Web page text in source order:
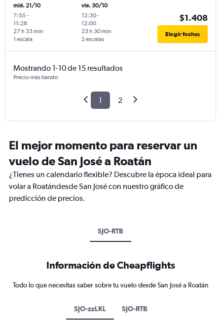
mié. 21/10
7:55-
11:28
1 escala
27 h 33 min
vie. 30/10
12:30-
12:00
2 escalas
23 h 30 min
$1.408
Elegir fechas
Mostrando 1-10 de 15 resultados
Precio más barato
1 2
El mejor momento para reservar un
vuelo de San José a Roatán
¿Tienes un calendario flexible? Descubre la época ideal para
volar a Roatándesde San José con nuestro gráfico de
predicción de precios.
SJO-RTB
Información de Cheapflights
Todo lo que necesitas saber sobre tu vuelo desde San José a Roatán
SJO-zzLKL SJO-RTB